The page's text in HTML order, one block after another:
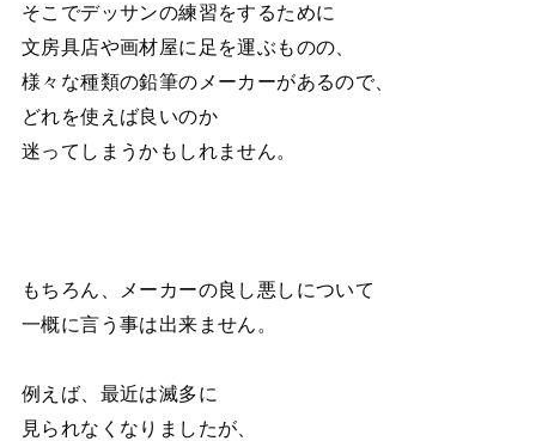
そこでデッサンの練習をするために
文房具店や画材屋に足を運ぶものの、
様々な種類の鉛筆のメーカーがあるので、
どれを使えば良いのか
迷ってしまうかもしれません。
もちろん、メーカーの良し悪しについて
一概に言う事は出来ません。
例えば、最近は滅多に
見られなくなりましたが、